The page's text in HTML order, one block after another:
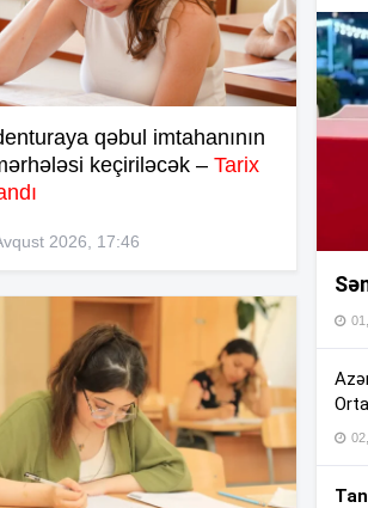
qəbul imtahanının
keçiriləcək – Tarix
2026, 17:46